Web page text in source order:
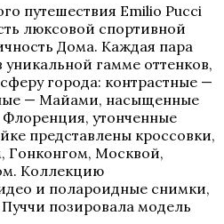
путешествия Emilio Pucci
люксовой спортивной
Дома. Каждая пара
гамме оттенков,
города: контрастные —
— Майами, насыщенные
утонченные
представлены кроссовки,
Гонконгом, Москвой,
Коллекцию
и полароидные снимки,
позировала модель